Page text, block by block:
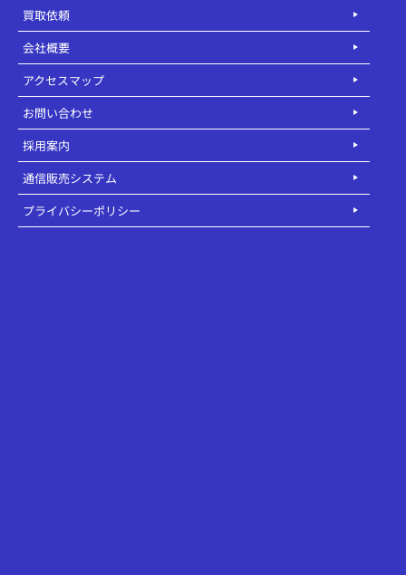
買取依頼
会社概要
アクセスマップ
お問い合わせ
採用案内
通信販売システム
プライバシーポリシー